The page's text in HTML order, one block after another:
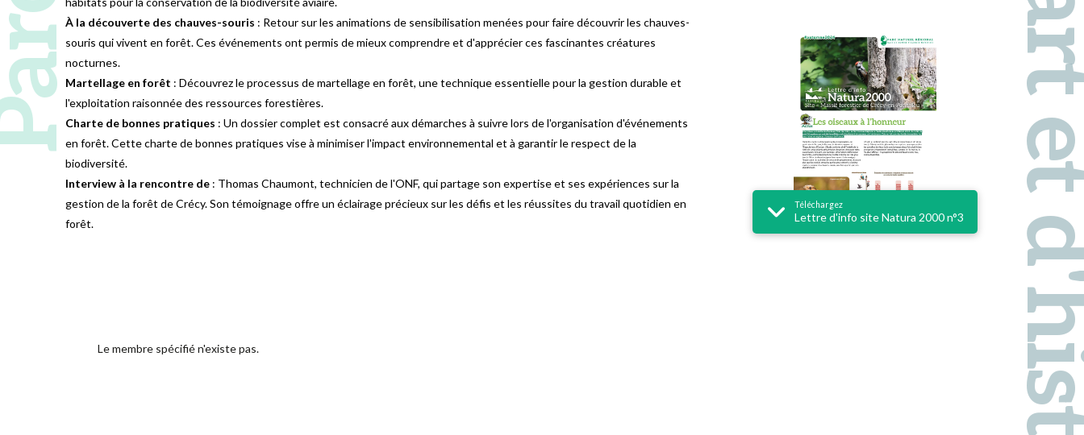
À la découverte des chauves-souris : Retour sur les animations de sensibilisation menées pour faire découvrir les chauves-
souris qui vivent en forêt. Ces événements ont permis de mieux comprendre et d'apprécier ces fascinantes créatures
nocturnes.
Martellage en forêt : Découvrez le processus de martellage en forêt, une technique essentielle pour la gestion durable et
l'exploitation raisonnée des ressources forestières.
Charte de bonnes pratiques : Un dossier complet est consacré aux démarches à suivre lors de l'organisation d'événements
en forêt. Cette charte de bonnes pratiques vise à minimiser l'impact environnemental et à garantir le respect de la
biodiversité.
Interview à la rencontre de : Thomas Chaumont, technicien de l'ONF, qui partage son expertise et ses expériences sur la
gestion de la forêt de Crécy. Son témoignage offre un éclairage précieux sur les défis et les réussites du travail quotidien en
forêt.
Téléchargez
Lettre d'info site Natura 2000 n°3
Le membre spécifié n'existe pas.